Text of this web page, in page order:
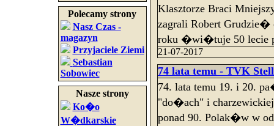
Polecamy strony
Nasz Czas -
magazyn
Przyjaciele Ziemi
Sebastian
Sobowiec
Nasze strony
Ko�o
W�dkarskie
Klasztorze Braci
zagrali Robert
roku �wi�tuje 50 lecie
21-07-2017
74 lata temu - TVK
74. lata temu 19. i 20.
"do�ach" i
ponad 90. Polak�w w